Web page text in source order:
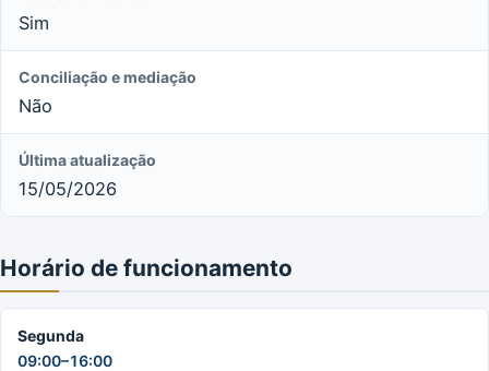
Sim
Conciliação e mediação
Não
Última atualização
15/05/2026
Horário de funcionamento
Segunda
09:00–16:00